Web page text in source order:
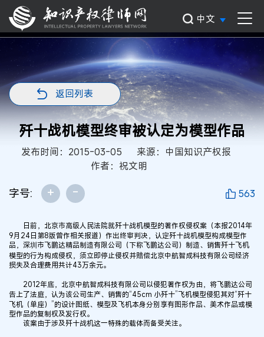
中文
返回列表
歼十战机模型终审被认定为模型作品
发布时间：2015-03-05
来源：中国知识产权报
作者：祝文明
字号: + - 563
日前，北京市高级人民法院就歼十战机模型的著作权侵权案（本报2014年
9月24日第8版曾作相关报道）作出终审判决，认定歼十战机模型构成模型作
品，深圳市飞鹏达精品制造有限公司（下称飞鹏达公司）制造、销售歼十飞机
模型的行为构成侵权，须立即停止侵权并赔偿北京中航智成科技有限公司经济
损失及合理费用共计43万余元。
2012年底，北京中航智成科技有限公司以侵犯著作权为由，将飞鹏达公司
告上了法庭，认为该公司生产、销售的“45cm 小歼十”飞机模型侵犯其对“歼十
飞机（单座）”的设计图纸、模型及飞机本身分别享有图形作品、美术作品或模
型作品的复制权及发行权。
该案由于涉及歼十战机这一特殊的载体而备受关注。